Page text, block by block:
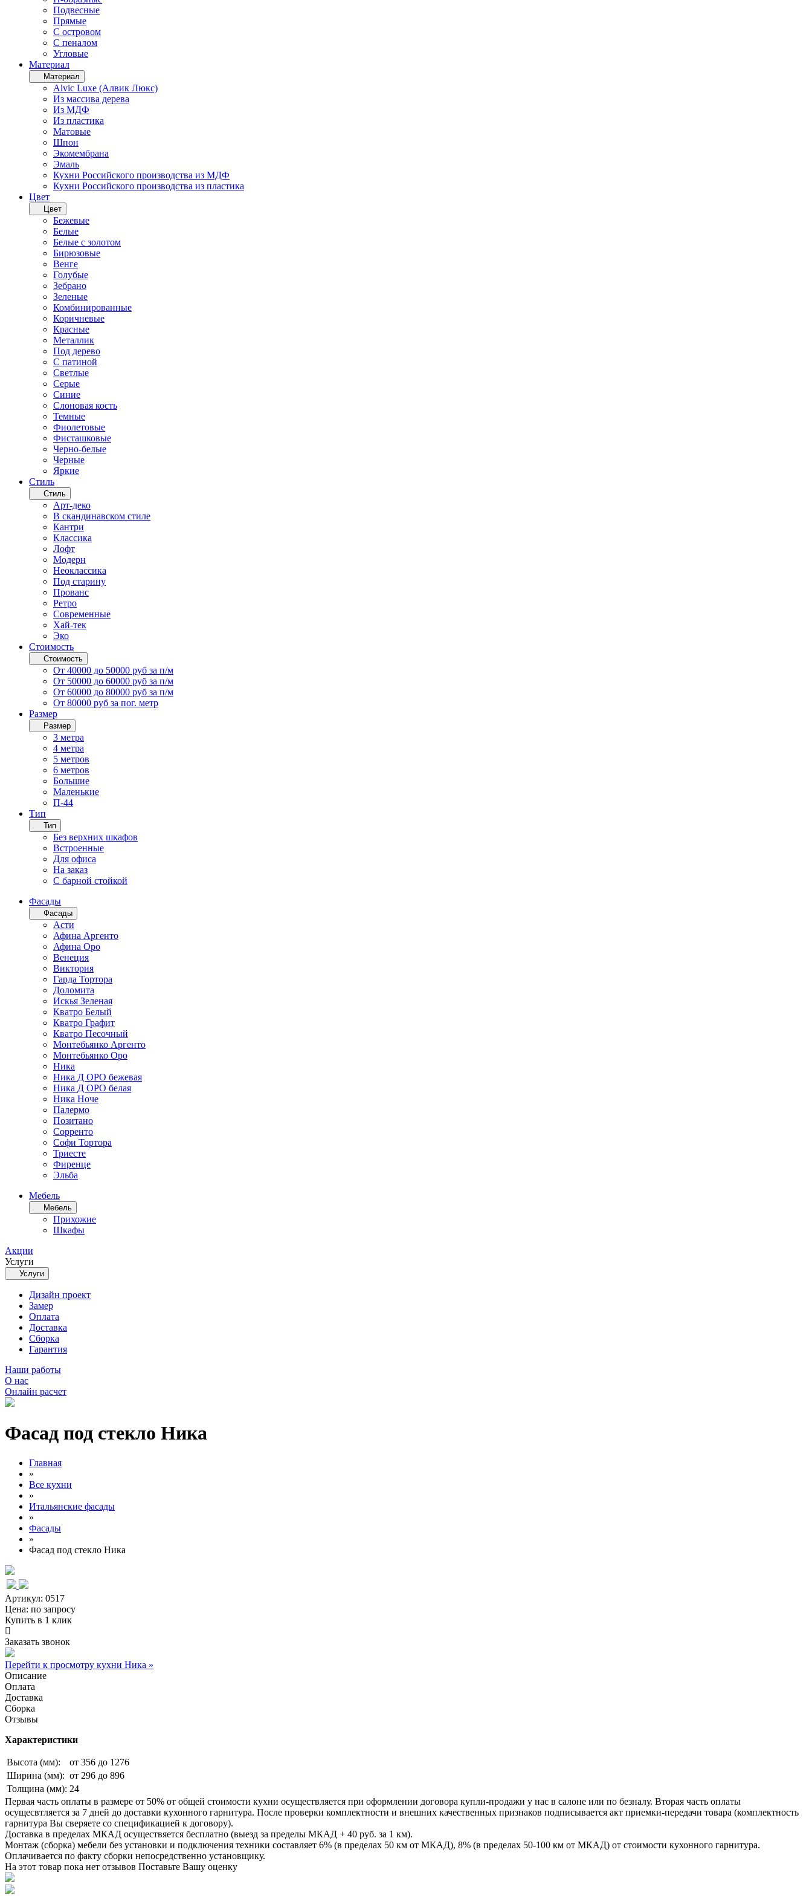
Подвесные
Прямые
С островом
С пеналом
Угловые
Материал
Материал
Alvic Luxe (Алвик Люкс)
Из массива дерева
Из МДФ
Из пластика
Матовые
Шпон
Экомембрана
Эмаль
Кухни Российского производства из МДФ
Кухни Российского производства из пластика
Цвет
Цвет
Бежевые
Белые
Белые с золотом
Бирюзовые
Венге
Голубые
Зебрано
Зеленые
Комбинированные
Коричневые
Красные
Металлик
Под дерево
С патиной
Светлые
Серые
Синие
Слоновая кость
Темные
Фиолетовые
Фисташковые
Черно-белые
Черные
Яркие
Стиль
Стиль
Арт-деко
В скандинавском стиле
Кантри
Классика
Лофт
Модерн
Неоклассика
Под старину
Прованс
Ретро
Современные
Хай-тек
Эко
Стоимость
Стоимость
От 40000 до 50000 руб за п/м
От 50000 до 60000 руб за п/м
От 60000 до 80000 руб за п/м
От 80000 руб за пог. метр
Размер
Размер
3 метра
4 метра
5 метров
6 метров
Большие
Маленькие
П-44
Тип
Тип
Без верхних шкафов
Встроенные
Для офиса
На заказ
С барной стойкой
Фасады
Фасады
Асти
Афина Аргенто
Афина Оро
Венеция
Виктория
Гарда Тортора
Доломита
Искья Зеленая
Кватро Белый
Кватро Графит
Кватро Песочный
Монтебьянко Аргенто
Монтебьянко Оро
Ника
Ника Д ОРО бежевая
Ника Д ОРО белая
Ника Ноче
Палермо
Позитано
Сорренто
Софи Тортора
Триесте
Фиренце
Эльба
Мебель
Мебель
Прихожие
Шкафы
Акции
Услуги
Услуги
Дизайн проект
Замер
Оплата
Доставка
Сборка
Гарантия
Наши работы
О нас
Онлайн расчет
Фасад под стекло Ника
Главная
»
Все кухни
»
Итальянские фасады
»
Фасады
»
Фасад под стекло Ника
Артикул: 0517
Цена: по запросу
Купить в 1 клик
Заказать звонок
Перейти к просмотру кухни Ника »
Описание
Оплата
Доставка
Сборка
Отзывы
Характеристики
Высота (мм):
от 356 до 1276
Ширина (мм): от 296 до 896
Толщина (мм): 24
Первая часть оплаты в размере от 50% от общей стоимости кухни осуществляется при оформлении договора купли-продажи у нас в салоне или по безналу. Вторая часть оплаты
осущесвтляется за 7 дней до доставки кухонного гарнитура. После проверки комплектности и внешних качественных признаков подписывается акт приемки-передачи товара (комплектность
гарнитура Вы сверяете со спецификацией к договору).
Доставка в пределах МКАД осуществяется бесплатно (выезд за пределы МКАД + 40 руб. за 1 км).
Монтаж (сборка) мебели без установки и подключения техники составляет 6% (в пределах 50 км от МКАД), 8% (в пределах 50-100 км от МКАД) от стоимости кухонного гарнитура.
Оплачивается по факту сборки непосредственно установщику.
На этот товар пока нет отзывов Поставьте Вашу оценку